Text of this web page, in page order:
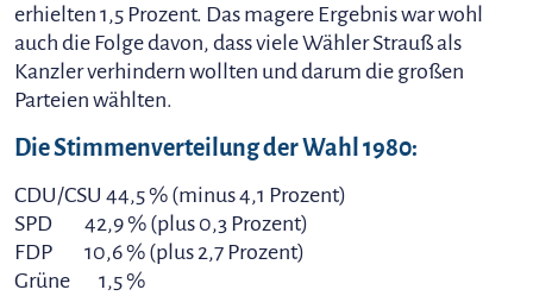
erhielten 1,5 Prozent. Das magere Ergebnis war wohl
auch die Folge davon, dass viele Wähler Strauß als
Kanzler verhindern wollten und darum die großen
Parteien wählten.
Die Stimmenverteilung der Wahl 1980:
CDU/CSU 44,5 % (minus 4,1 Prozent)
SPD 42,9 % (plus 0,3 Prozent)
FDP 10,6 % (plus 2,7 Prozent)
Grüne 1,5 %